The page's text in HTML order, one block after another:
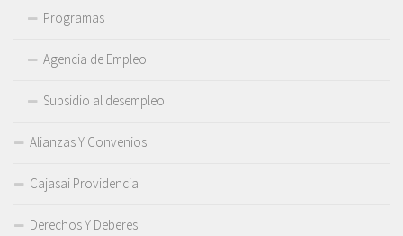
Programas
Agencia de Empleo
Subsidio al desempleo
Alianzas Y Convenios
Cajasai Providencia
Derechos Y Deberes